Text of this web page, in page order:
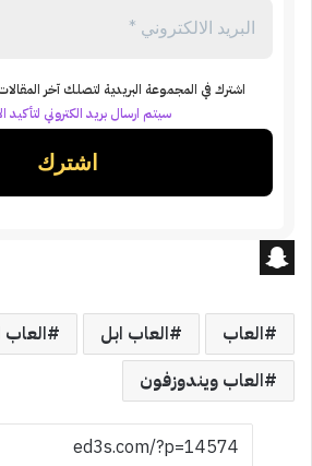
اشترك في المجموعة البريدية لتصلك آخر المقالات
سيتم ارسال بريد الكتروني لتأكيد
a
p
العاب العاب ابل
العاب
العاب ويندوزفون